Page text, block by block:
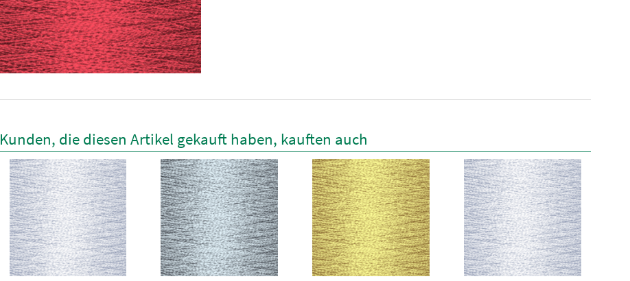
Kunden, die diesen Artikel gekauft haben, kauften auch